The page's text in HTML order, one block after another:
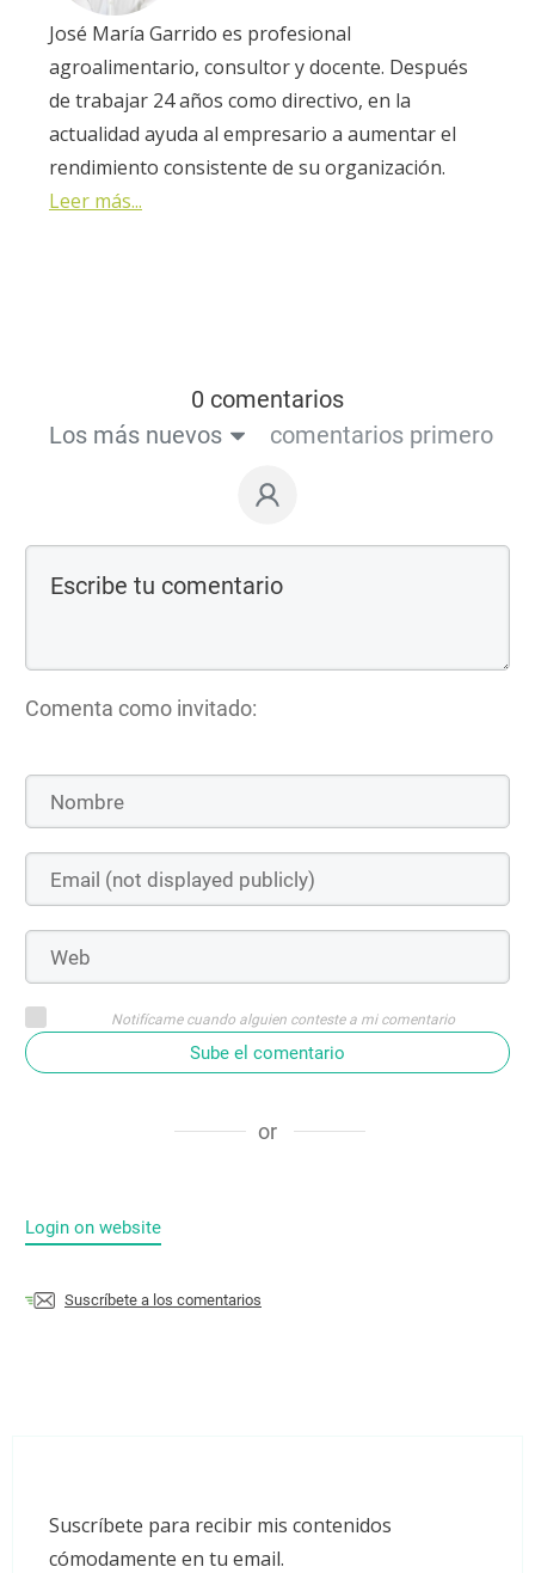
José María Garrido es profesional
agroalimentario, consultor y docente. Después
de trabajar 24 años como directivo, en la
actualidad ayuda al empresario a aumentar el
rendimiento consistente de su organización.
Leer más...
0 comentarios
Los más nuevos
comentarios primero
Comenta como invitado:
Notifícame cuando alguien conteste a mi comentario
Sube el comentario
or
Login on website
Suscríbete a los comentarios
Suscríbete para recibir mis contenidos
cómodamente en tu email.